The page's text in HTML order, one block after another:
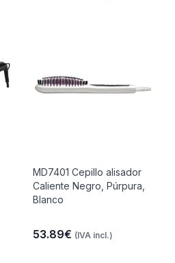
MD7401 Cepillo alisador
Caliente Negro, Púrpura,
Blanco
53.89€ (IVA incl.)